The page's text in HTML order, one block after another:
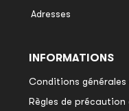
Adresses
INFORMATIONS
Conditions générales
Règles de